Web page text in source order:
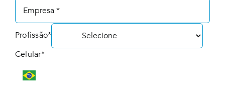
Profissão*
Celular*